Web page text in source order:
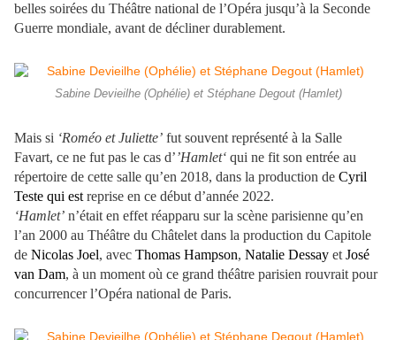
belles soirées du Théâtre national de l’Opéra jusqu’à la Seconde
Guerre mondiale, avant de décliner durablement.
Sabine Devieilhe (Ophélie) et Stéphane Degout (Hamlet)
Mais si ‘Roméo et Juliette’ fut souvent représenté à la Salle
Favart, ce ne fut pas le cas d’’Hamlet‘ qui ne fit son entrée au
répertoire de cette salle qu’en 2018, dans la production de Cyril
Teste qui est reprise en ce début d’année 2022.
‘Hamlet’ n’était en effet réapparu sur la scène parisienne qu’en
l’an 2000 au Théâtre du Châtelet dans la production du Capitole
de Nicolas Joel, avec Thomas Hampson, Natalie Dessay et José
van Dam, à un moment où ce grand théâtre parisien rouvrait pour
concurrencer l’Opéra national de Paris.